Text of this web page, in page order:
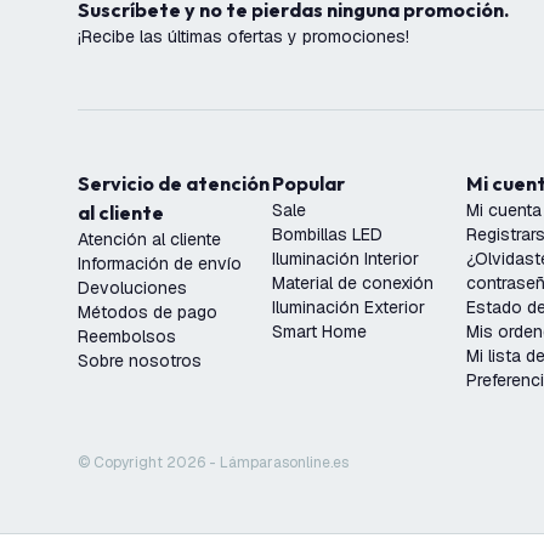
Suscríbete y no te pierdas ninguna promoción.
¡Recibe las últimas ofertas y promociones!
Servicio de atención
al cliente
Atención al cliente
Información de envío
Devoluciones
Métodos de pago
Reembolsos
Sobre nosotros
Popular
Sale
Bombillas LED
Iluminación Interior
Material de conexión
Iluminación Exterior
Smart Home
Mi
Mi cuenta
Estado
Mis
Mi lista
© Copyright 2026 - Lámparasonline.es